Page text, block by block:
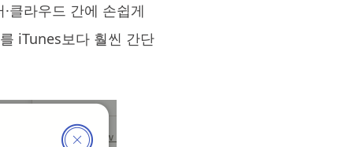
클라우드 간에 손쉽게
iTunes보다 훨씬 간단